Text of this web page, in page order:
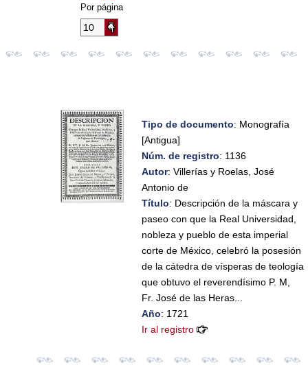
Por página
Tipo de documento: Monografía
[Antigua]
Núm. de registro: 1136
Autor: Villerías y Roelas, José
Antonio de
Título: Descripción de la máscara y
paseo con que la Real Universidad,
nobleza y pueblo de esta imperial
corte de México, celebró la posesión
de la cátedra de vísperas de teología
que obtuvo el reverendísimo P. M,
Fr. José de las Heras...
Año: 1721
Ir al registro